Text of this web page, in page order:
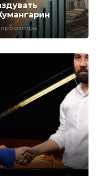
просмотры